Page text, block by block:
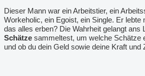
Dieser Mann war ein Arbeitstier, ein
Workeholic, ein Egoist, ein Single. Er lebte
das alles erben? Die Wahrheit gelangt ans
Schätze sammeltest, um welche Schätze
und ob du dein Geld sowie deine Kraft und